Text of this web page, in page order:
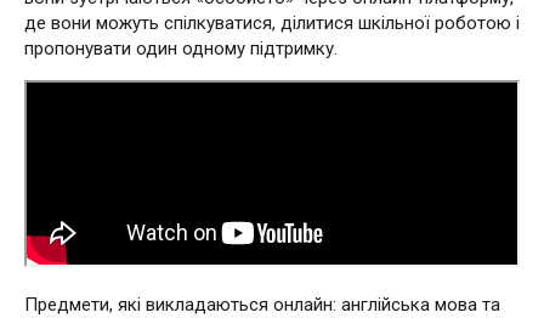
де вони можуть спілкуватися, ділитися шкільної роботою і
пропонувати один одному підтримку.
Предмети, які викладаються онлайн: англійська мова та